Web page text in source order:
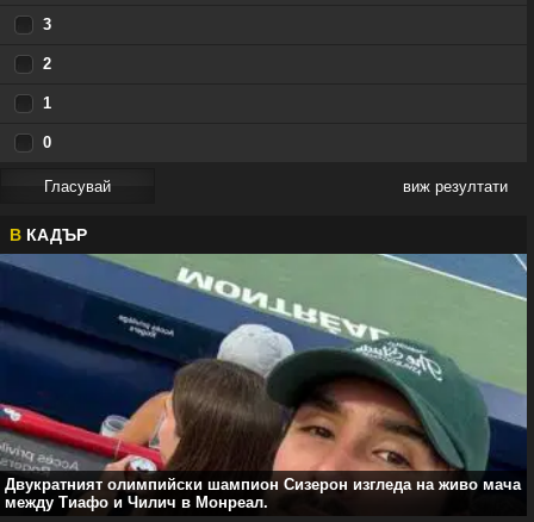
3
2
1
0
виж резултати
В КАДЪР
Двукратният олимпийски шампион Сизерон изгледа на живо мача
между Тиафо и Чилич в Монреал.